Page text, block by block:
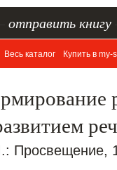
отправить книгу
Весь каталог Купить в my-